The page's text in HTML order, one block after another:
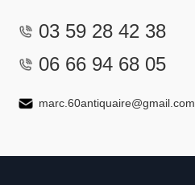
03 59 28 42 38
06 66 94 68 05
marc.60antiquaire@gmail.com